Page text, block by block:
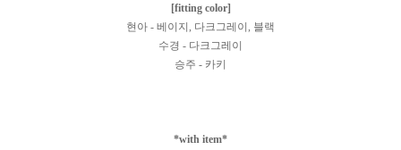
[fitting color]
현아 - 베이지, 다크그레이, 블랙
수경 - 다크그레이
승주 - 카키
*with item*